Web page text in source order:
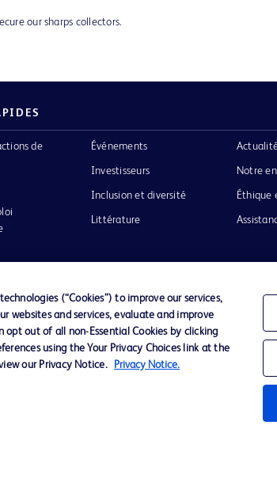
our sharps collectors.
de
Événements
Investisseurs
Inclusion et diversité
Littérature
Notre
Éthique
Confidentialité Conditions d’utilisation
(“Cookies”) to improve our services,
websites and services, evaluate and improve
out of all non-Essential Cookies by clicking
using the Your Privacy Choices link at the
our Privacy Notice.
Privacy Notice.